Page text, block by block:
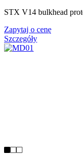
STX V14 bulkhead
Zapytaj o cenę
Szczegóły